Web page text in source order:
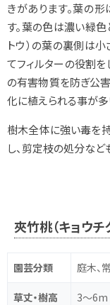
きがあります。葉の
す。葉の色は濃い緑色
トウ）の葉の裏側は
てフィルターの役割を
の有害物質を防ぎ公
化に植えられる事が多
樹木全体に強い毒を
し、剪定枝の処分など
夾竹桃（キョウ
園芸分類 庭木、
草丈・樹高 3～6m